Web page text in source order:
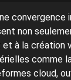
non
à la création
comme
cloud,